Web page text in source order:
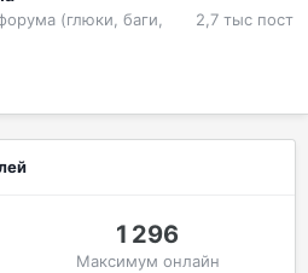
(глюки, баги,
2,7 тыс пост
1 296
Максимум онлайн